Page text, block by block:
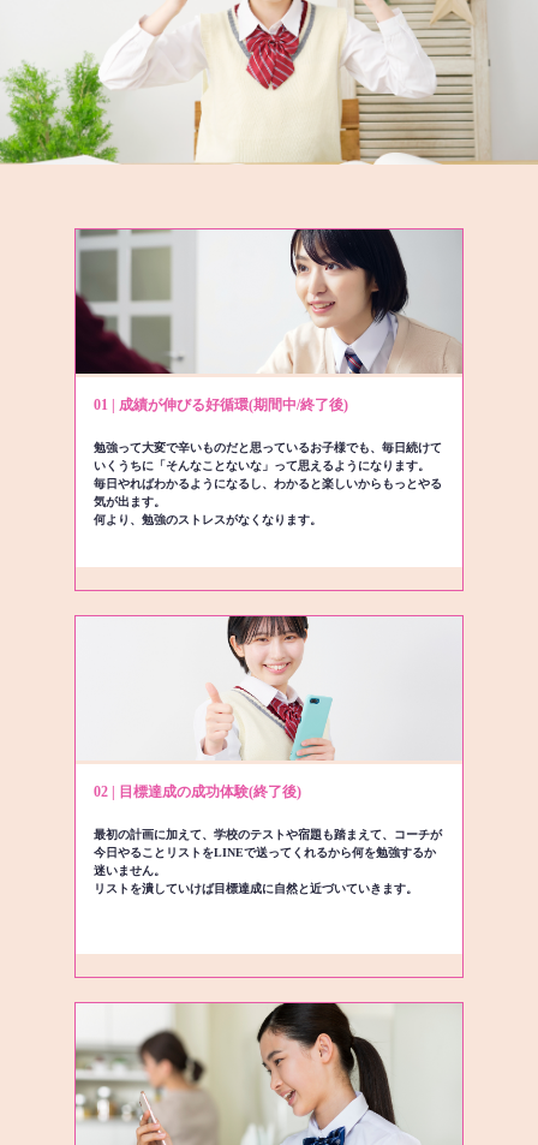
01 | 成績が伸びる好循環(期間中/終了後)
勉強って大変で辛いものだと思っているお子様でも、毎日続けて
いくうちに「そんなことないな」って思えるようになります。
毎日やればわかるようになるし、わかると楽しいからもっとやる
気が出ます。
何より、勉強のストレスがなくなります。
02 | 目標達成の成功体験(終了後)
最初の計画に加えて、学校のテストや宿題も踏まえて、コーチが
今日やることリストをLINEで送ってくれるから何を勉強するか
迷いません。
リストを潰していけば目標達成に自然と近づいていきます。